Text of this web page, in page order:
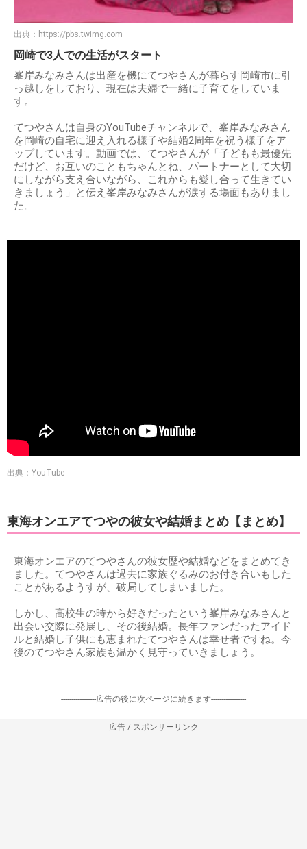
出典： https://pbs.twimg.com
岡崎で3人での生活がスタート
峯岸みなみさんは出産を機にてつやさんが暮らす岡崎市に引
っ越しをしており、現在は夫婦で一緒に子育てをしていま
す。
てつやさんは自身のYouTubeチャンネルで、峯岸みなみさん
を岡崎の自宅に迎え入れる様子や結婚2周年を祝う様子をア
ップしています。動画では、てつやさんが「子どもも最優先
だけど、お互いのこともちゃんとね、パートナーとして大切
にしながら支え合いながら、これからも愛し合って生きてい
きましょう」と伝え峯岸みなみさんが涙する場面もありまし
た。
出典：YouTube
東海オンエアてつやの彼女や結婚まとめ【まとめ】
東海オンエアのてつやさんの彼女歴や結婚などをまとめてき
ました。てつやさんは過去に家族ぐるみのお付き合いもした
ことがあるようすが、破局してしまいました。
しかし、高校生の時から好きだったという峯岸みなみさんと
出会い交際に発展し、その後結婚。長年ファンだったアイド
ルと結婚し子供にも恵まれたてつやさんは幸せ者ですね。今
後のてつやさん家族も温かく見守っていきましょう。
-----------------広告の後に次ページに続きます-----------------
広告 / スポンサーリンク